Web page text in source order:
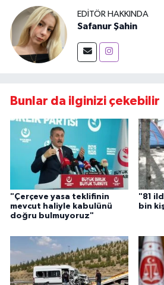
EDITÖR HAKKINDA
Safanur Şahin
Bunlar da ilginizi çekebilir
"Çerçeve yasa teklifinin
mevcut haliyle kabulünü
doğru bulmuyoruz"
"81
bin